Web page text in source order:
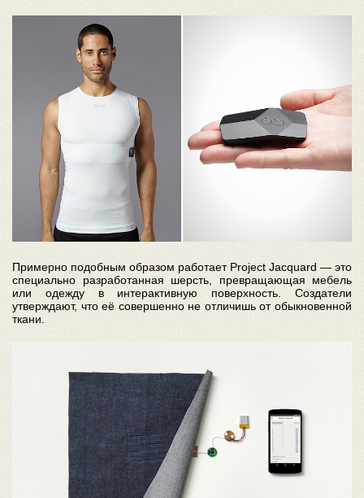
Примерно подобным образом работает Project Jacquard — это
специально разработанная шерсть, превращающая мебель
или одежду в интерактивную поверхность. Создатели
утверждают, что её совершенно не отличишь от обыкновенной
ткани.